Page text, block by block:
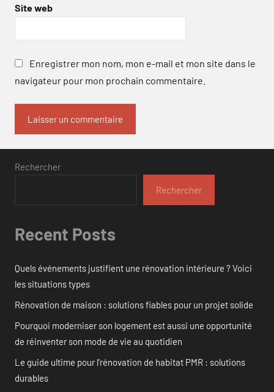
Site web
Enregistrer mon nom, mon e-mail et mon site dans le
navigateur pour mon prochain commentaire.
Rechercher
Rechercher
Recent Posts
Quels événements justifient une rénovation intérieure ? Voici
les situations types
Rénovation de maison : solutions fiables pour un projet solide
Pourquoi moderniser son logement est aussi une opportunité
de réinventer son mode de vie au quotidien
Le guide ultime pour l’rénovation de habitat PMR : solutions
durables